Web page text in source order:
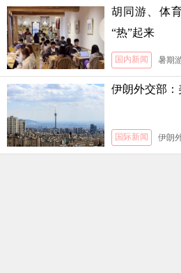
胡同游、体
“热”起来
国内新闻 暑期
伊朗外交部：
国际新闻 伊朗